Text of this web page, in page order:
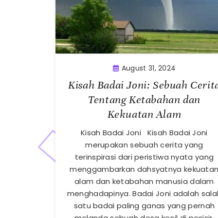
August 31, 2024
Kisah Badai Joni: Sebuah
Tentang Ketabahan dan
Kekuatan Alam
Kisah Badai Joni Kisah Badai Joni
merupakan sebuah cerita yang
terinspirasi dari peristiwa nyata yang
menggambarkan dahsyatnya
alam dan ketabahan manusia dalam
menghadapinya. Badai Joni adalah
satu badai paling ganas yang pernah